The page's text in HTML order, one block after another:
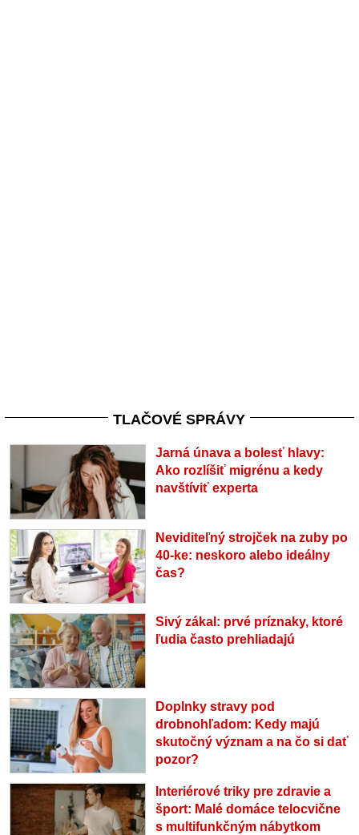
TLAČOVÉ SPRÁVY
Jarná únava a bolesť hlavy:
Ako rozlíšiť migrénu a kedy
navštíviť experta
Neviditeľný strojček na zuby po
40-ke: neskoro alebo ideálny
čas?
Sivý zákal: prvé príznaky, ktoré
ľudia často prehliadajú
Doplnky stravy pod
drobnohľadom: Kedy majú
skutočný význam a na čo si dať
pozor?
Interiérové triky pre zdravie a
šport: Malé domáce telocvične
s multifunkčným nábytkom